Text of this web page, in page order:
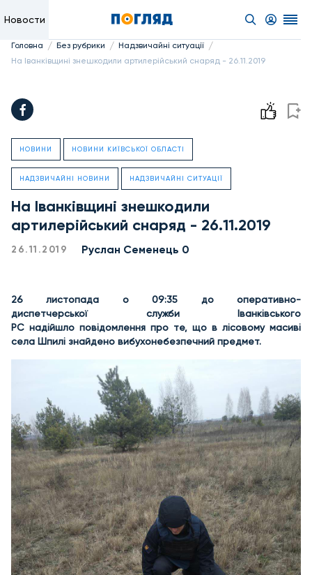
Новости
Головна / Без рубрики / Надзвичайні ситуації /
На Іванківщині знешкодили артилерійський снаряд - 26.11.2019
НОВИНИ НОВИНИ КИЇВСЬКОЇ ОБЛАСТІ
НАДЗВИЧАЙНІ НОВИНИ НАДЗВИЧАЙНІ СИТУАЦІЇ
На Іванківщині знешкодили
артилерійський снаряд - 26.11.2019
26.11.2019 Руслан Семенець 0
26 листопада о 09:35 до оперативно-
диспетчерської служби Іванківського
РС надійшло повідомлення про те, що в лісовому масиві
села Шпилі знайдено вибухонебезпечний предмет.